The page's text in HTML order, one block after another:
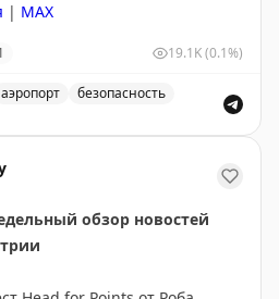
| MAX
19.1K(0.1%)
аэропорт
безопасность
обзор новостей